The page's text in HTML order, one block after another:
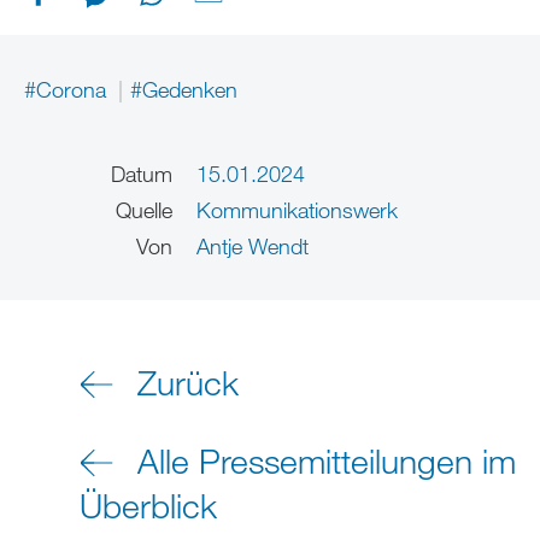
#Corona #Gedenken
Datum
15.01.2024
Quelle
Kommunikationswerk
Von
Antje Wendt
Zurück
Alle Pressemitteilungen im
Überblick